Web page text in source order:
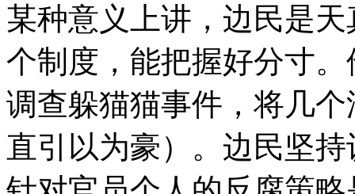
某种意义上讲，边民是
个制度，能把握好分寸
调查躲猫猫事件，将几
直引以为豪）。边民坚